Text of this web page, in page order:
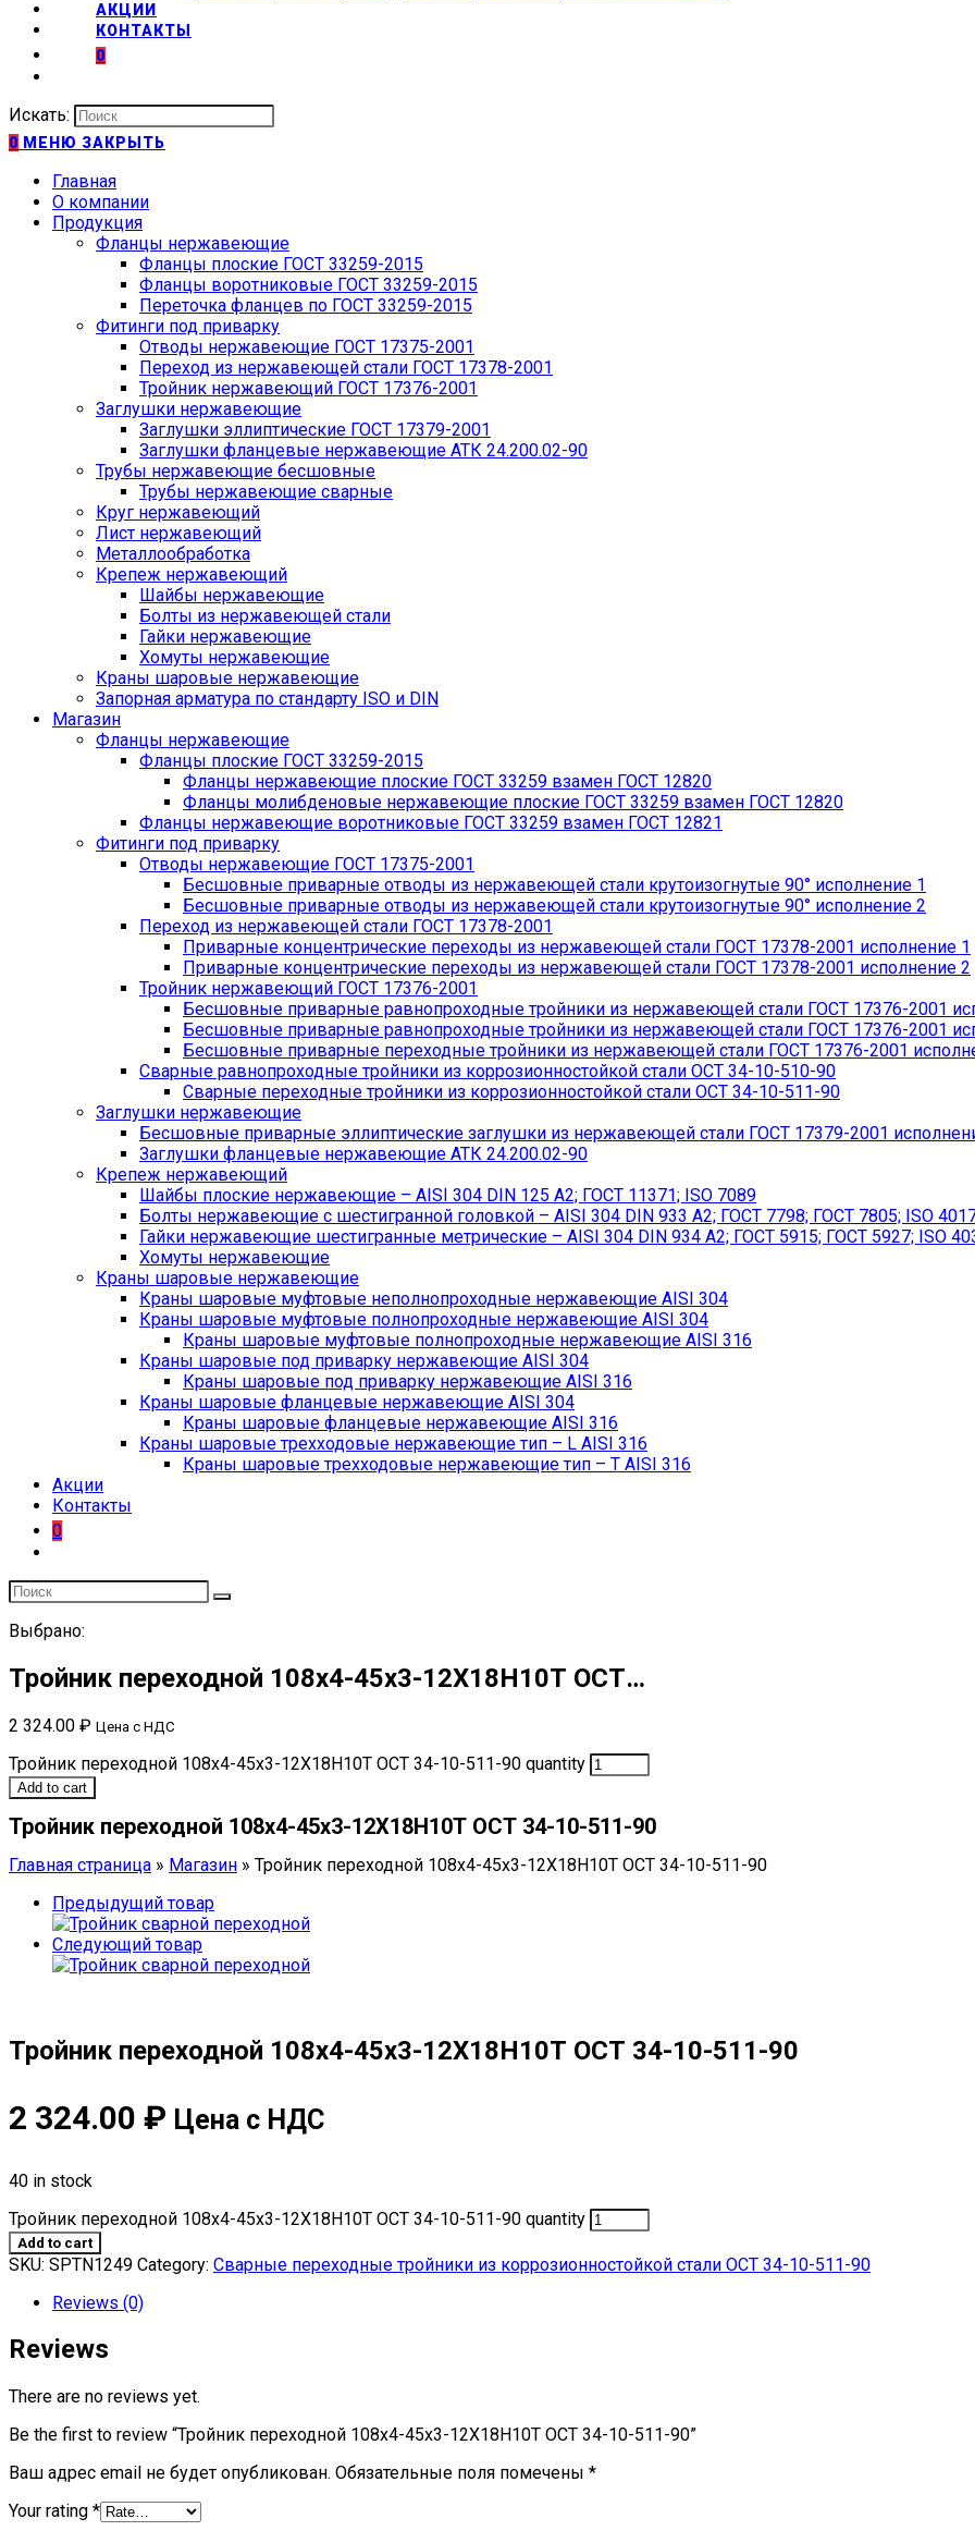
АКЦИИ
КОНТАКТЫ
0
Искать:
0 МЕНЮ ЗАКРЫТЬ
Главная
О компании
Продукция
Фланцы нержавеющие
Фланцы плоские ГОСТ 33259-2015
Фланцы воротниковые ГОСТ 33259-2015
Переточка фланцев по ГОСТ 33259-2015
Фитинги под приварку
Отводы нержавеющие ГОСТ 17375-2001
Переход из нержавеющей стали ГОСТ 17378-2001
Тройник нержавеющий ГОСТ 17376-2001
Заглушки нержавеющие
Заглушки эллиптические ГОСТ 17379-2001
Заглушки фланцевые нержавеющие АТК 24.200.02-90
Трубы нержавеющие бесшовные
Трубы нержавеющие сварные
Круг нержавеющий
Лист нержавеющий
Металлообработка
Крепеж нержавеющий
Шайбы нержавеющие
Болты из нержавеющей стали
Гайки нержавеющие
Хомуты нержавеющие
Краны шаровые нержавеющие
Запорная арматура по стандарту ISO и DIN
Магазин
Фланцы нержавеющие
Фланцы плоские ГОСТ 33259-2015
Фланцы нержавеющие плоские ГОСТ 33259 взамен ГОСТ 12820
Фланцы молибденовые нержавеющие плоские ГОСТ 33259 взамен ГОСТ 12820
Фланцы нержавеющие воротниковые ГОСТ 33259 взамен ГОСТ 12821
Фитинги под приварку
Отводы нержавеющие ГОСТ 17375-2001
Бесшовные приварные отводы из нержавеющей стали крутоизогнутые 90° исполнение 1
Бесшовные приварные отводы из нержавеющей стали крутоизогнутые 90° исполнение 2
Переход из нержавеющей стали ГОСТ 17378-2001
Приварные концентрические переходы из нержавеющей стали ГОСТ 17378-2001 исполнение 1
Приварные концентрические переходы из нержавеющей стали ГОСТ 17378-2001 исполнение 2
Тройник нержавеющий ГОСТ 17376-2001
Бесшовные приварные равнопроходные тройники из нержавеющей стали ГОСТ 17376-2001
Бесшовные приварные равнопроходные тройники из нержавеющей стали ГОСТ 17376-2001
Бесшовные приварные переходные тройники из нержавеющей стали ГОСТ 17376-2001
Сварные равнопроходные тройники из коррозионностойкой стали ОСТ 34-10-510-90
Сварные переходные тройники из коррозионностойкой стали ОСТ 34-10-511-90
Заглушки нержавеющие
Бесшовные приварные эллиптические заглушки из нержавеющей стали ГОСТ 17379-2001
Заглушки фланцевые нержавеющие АТК 24.200.02-90
Крепеж нержавеющий
Шайбы плоские нержавеющие – AISI 304 DIN 125 A2; ГОСТ 11371; ISO 7089
Болты нержавеющие с шестигранной головкой – AISI 304 DIN 933 A2; ГОСТ 7798; ГОСТ 7805; ISO
Гайки нержавеющие шестигранные метрические – AISI 304 DIN 934 А2; ГОСТ 5915; ГОСТ 5927; ISO
Хомуты нержавеющие
Краны шаровые нержавеющие
Краны шаровые муфтовые неполнопроходные нержавеющие AISI 304
Краны шаровые муфтовые полнопроходные нержавеющие AISI 304
Краны шаровые муфтовые полнопроходные нержавеющие AISI 316
Краны шаровые под приварку нержавеющие AISI 304
Краны шаровые под приварку нержавеющие AISI 316
Краны шаровые фланцевые нержавеющие AISI 304
Краны шаровые фланцевые нержавеющие AISI 316
Краны шаровые трехходовые нержавеющие тип – L AISI 316
Краны шаровые трехходовые нержавеющие тип – T AISI 316
Акции
Контакты
0
Выбрано:
Тройник переходной 108х4-45х3-12Х18Н10Т ОСТ…
2 324.00 ₽ Цена с НДС
Тройник переходной 108х4-45х3-12Х18Н10Т ОСТ 34-10-511-90 quantity
Add to cart
Тройник переходной 108х4-45х3-12Х18Н10Т ОСТ 34-10-511-90
Главная страница » Магазин » Тройник переходной 108х4-45х3-12Х18Н10Т ОСТ 34-10-511-90
Предыдущий товар
Следующий товар
Тройник переходной 108х4-45х3-12Х18Н10Т ОСТ 34-10-511-90
2 324.00 ₽ Цена с НДС
40 in stock
Тройник переходной 108х4-45х3-12Х18Н10Т ОСТ 34-10-511-90 quantity
Add to cart
SKU: SPTN1249 Category: Сварные переходные тройники из коррозионностойкой стали ОСТ 34-10-511-90
Reviews (0)
Reviews
There are no reviews yet.
Be the first to review “Тройник переходной 108х4-45х3-12Х18Н10Т ОСТ 34-10-511-90”
Ваш адрес email не будет опубликован. Обязательные поля помечены *
Your rating *